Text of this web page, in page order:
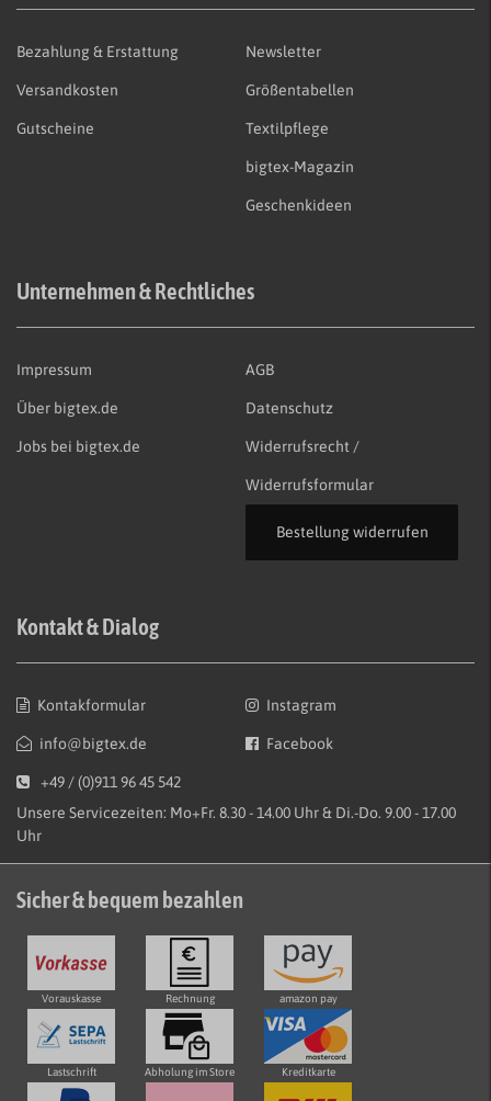
Bezahlung & Erstattung
Versandkosten
Gutscheine
Newsletter
Größentabellen
Textilpflege
bigtex-Magazin
Geschenkideen
Unternehmen & Rechtliches
Impressum
Über bigtex.de
Jobs bei bigtex.de
AGB
Datenschutz
Widerrufsrecht /
Widerrufsformular
Bestellung widerrufen
Kontakt & Dialog
Kontakformular
info@bigtex.de
Instagram
Facebook
+49 / (0)911 96 45 542
Unsere Servicezeiten: Mo+Fr. 8.30 - 14.00 Uhr & Di.-Do. 9.00 - 17.00
Uhr
Sicher & bequem bezahlen
Vorauskasse Rechnung amazon pay
Lastschrift Abholung im Store Kreditkarte